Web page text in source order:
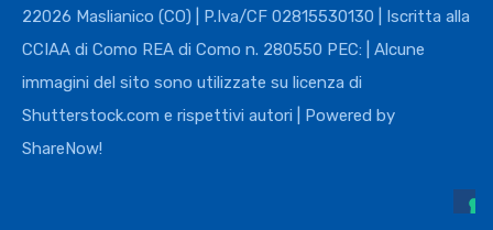
22026 Maslianico (CO) | P.Iva/CF 02815530130 | Iscritta alla
CCIAA di Como REA di Como n. 280550 PEC: | Alcune
immagini del sito sono utilizzate su licenza di
Shutterstock.com e rispettivi autori | Powered by
ShareNow!